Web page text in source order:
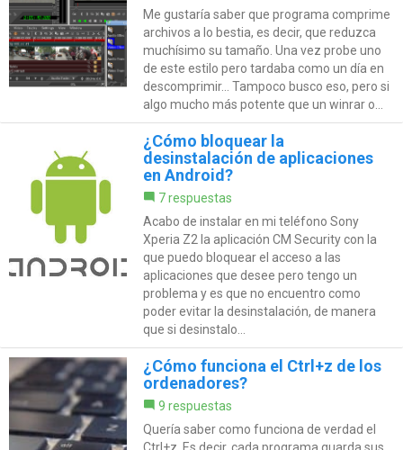
Me gustaría saber que programa comprime
archivos a lo bestia, es decir, que reduzca
muchísimo su tamaño. Una vez probe uno
de este estilo pero tardaba como un día en
descomprimir... Tampoco busco eso, pero si
algo mucho más potente que un winrar o...
¿Cómo bloquear la
desinstalación de aplicaciones
en Android?
7 respuestas
Acabo de instalar en mi teléfono Sony
Xperia Z2 la aplicación CM Security con la
que puedo bloquear el acceso a las
aplicaciones que desee pero tengo un
problema y es que no encuentro como
poder evitar la desinstalación, de manera
que si desinstalo...
¿Cómo funciona el Ctrl+z de los
ordenadores?
9 respuestas
Quería saber como funciona de verdad el